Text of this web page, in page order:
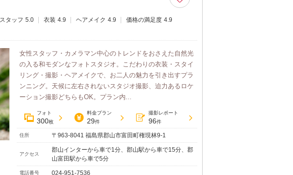
スタッフ 5.0 衣装 4.9 ヘアメイク 4.9 価格の満足度 4.9
女性スタッフ・カメラマン中心のトレンドをおさえた自然光
の入る和モダンなフォトスタジオ。こだわりの衣装・スタイ
リング・撮影・ヘアメイクで、お二人の魅力を引き出すプラ
ンニング。天候に左右されないスタジオ撮影、迫力あるロケ
ーション撮影どちらもOK。プラン内...
フォト
300枚
料金プラン
29件
撮影レポート
96件
住所 〒963-8041 福島県郡山市富田町権現林9-1
アクセス
郡山インターから車で1分、郡山駅から車で15分、郡
山富田駅から車で5分
電話番号 024-951-7536